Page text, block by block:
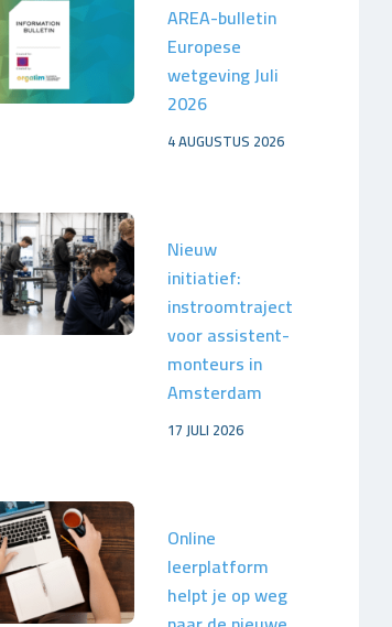
AREA-bulletin
Europese
wetgeving Juli
2026
4 AUGUSTUS 2026
Nieuw
initiatief:
instroomtraject
voor assistent-
monteurs in
Amsterdam
17 JULI 2026
Online
leerplatform
helpt je op weg